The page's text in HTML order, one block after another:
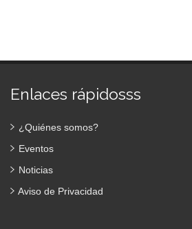
Enlaces rápidosss
¿Quiénes somos?
Eventos
Noticias
Aviso de Privacidad